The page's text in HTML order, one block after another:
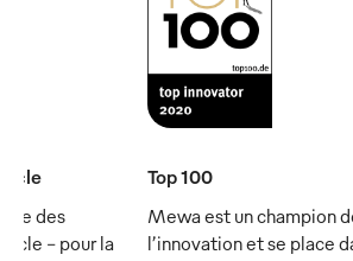
des
- pour la
Top 100
Mewa est un champion
l’innovation et se place